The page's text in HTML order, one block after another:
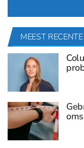
MEEST